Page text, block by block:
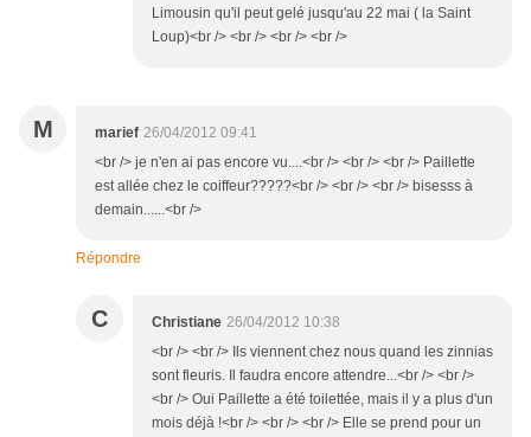
Limousin qu'il peut gelé jusqu'au 22 mai ( la Saint
Loup)<br /> <br /> <br /> <br />
M marief 26/04/2012 09:41
<br /> je n'en ai pas encore vu....<br /> <br /> <br /> Paillette
est allée chez le coiffeur?????<br /> <br /> <br /> bisesss à
demain......<br />
Répondre
C Christiane 26/04/2012 10:38
<br /> <br /> Ils viennent chez nous quand les zinnias
sont fleuris. Il faudra encore attendre...<br /> <br />
<br /> Oui Paillette a été toilettée, mais il y a plus d'un
mois déjà !<br /> <br /> <br /> Elle se prend pour un